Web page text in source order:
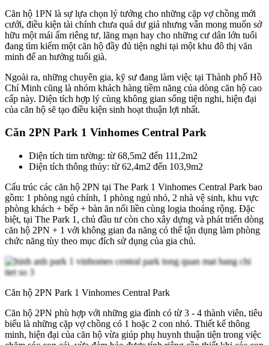
Căn hộ 1PN là sự lựa chọn lý tưởng cho những cặp vợ chồng mới
cưới, điều kiện tài chính chưa quá dư giả nhưng vẫn mong muốn sở
hữu một mái ấm riêng tư, lãng mạn hay cho những cư dân lớn tuổi
đang tìm kiếm một căn hộ đầy đủ tiện nghi tại một khu đô thị văn
minh để an hưởng tuổi già.
Ngoài ra, những chuyên gia, kỹ sư đang làm việc tại Thành phố Hồ
Chí Minh cũng là nhóm khách hàng tiềm năng của dòng căn hộ cao
cấp này. Diện tích hợp lý cùng không gian sống tiện nghi, hiện đại
của căn hộ sẽ tạo điều kiện sinh hoạt thuận lợi nhất.
Căn 2PN Park 1 Vinhomes Central Park
Diện tích tim tường: từ 68,5m2 đến 111,2m2
Diện tích thông thủy: từ 62,4m2 đến 103,9m2
Cấu trúc các căn hộ 2PN tại The Park 1 Vinhomes Central Park bao
gồm: 1 phòng ngủ chính, 1 phòng ngủ nhỏ, 2 nhà vệ sinh, khu vực
phòng khách + bếp + bàn ăn nối liền cùng logia thoáng rộng. Đặc
biệt, tại The Park 1, chủ đầu tư còn cho xây dựng và phát triển dòng
căn hộ 2PN + 1 với không gian đa năng có thể tận dụng làm phòng
chức năng tùy theo mục đích sử dụng của gia chủ.
Căn hộ 2PN Park 1 Vinhomes Central Park
Căn hộ 2PN phù hợp với những gia đình có từ 3 - 4 thành viên, tiêu
biểu là những cặp vợ chồng có 1 hoặc 2 con nhỏ. Thiết kế thông
minh, hiện đại của căn hộ vừa giúp phụ huynh thuận tiện trong việc